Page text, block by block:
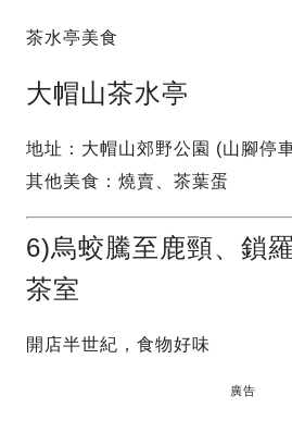
茶水亭美食
大帽山茶水亭
地址：大帽山郊野公園 (山腳停
其他美食：燒賣、茶葉蛋
6)烏蛟騰至鹿頸、鎖
茶室
開店半世紀，食物好味
廣告